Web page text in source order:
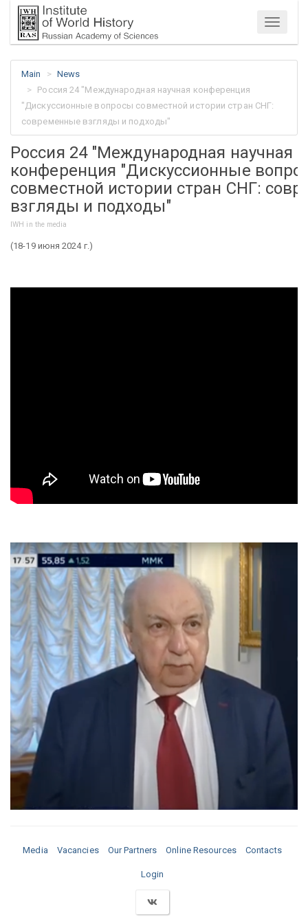
Menu
Main
News
Россия 24 "Международная научная конференция
"Дискуссионные вопросы совместной истории стран СНГ:
современные взгляды и подходы"
Россия 24 "Международная научная
конференция "Дискуссионные
совместной истории стран СНГ:
взгляды и подходы"
IWH in the media
(18-19 июня 2024 г.)
Media Vacancies Our Partners Online Resources Contacts
Login